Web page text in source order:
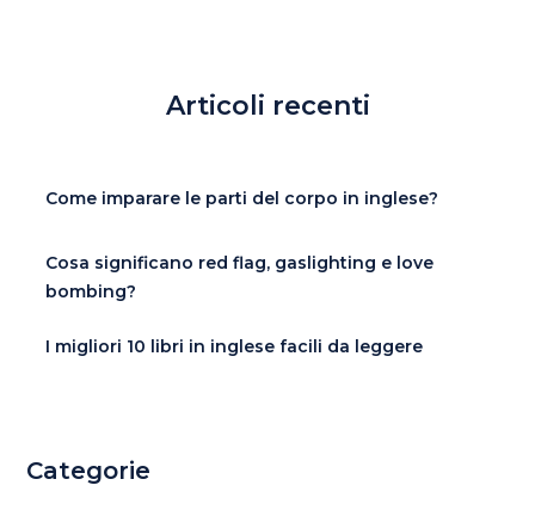
Articoli recenti
Come imparare le parti del corpo in inglese?
Cosa significano red flag, gaslighting e love
bombing?
I migliori 10 libri in inglese facili da leggere
Categorie